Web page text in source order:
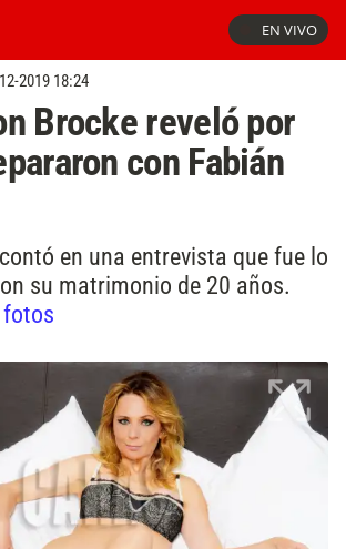
EN VIVO
2019 18:24
Brocke reveló por
con Fabián
en una entrevista que fue lo
su matrimonio de 20 años.
fotos